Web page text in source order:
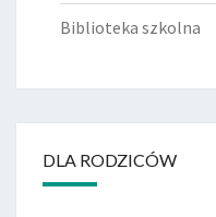
Biblioteka szkolna
DLA RODZICÓW